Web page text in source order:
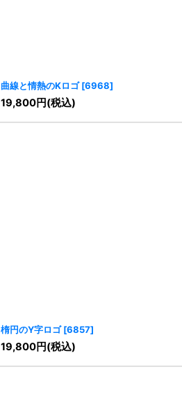
曲線と情熱のKロゴ [6968]
19,800円(税込)
楕円のY字ロゴ [6857]
19,800円(税込)